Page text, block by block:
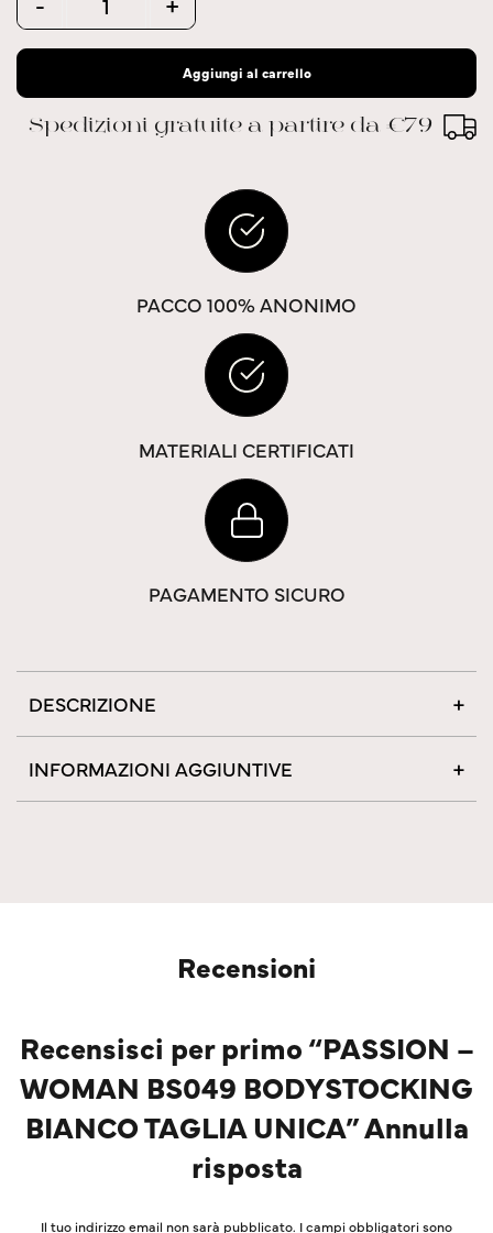
Aggiungi al carrello
Spedizioni gratuite a partire da €79
PACCO 100% ANONIMO
MATERIALI CERTIFICATI
PAGAMENTO SICURO
DESCRIZIONE
INFORMAZIONI AGGIUNTIVE
Recensioni
Recensisci per primo “PASSION –
WOMAN BS049 BODYSTOCKING
BIANCO TAGLIA UNICA” Annulla
risposta
Il tuo indirizzo email non sarà pubblicato. I campi obbligatori sono